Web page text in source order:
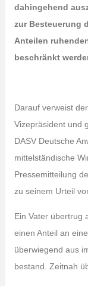
dahingehend
zur Besteuerung
Anteilen
beschränkt
Darauf verweist
Vizepräsident und
DASV Deutsche
mittelständische
Pressemitteilung
zu seinem Urteil
Ein Vater übertrug
einen Anteil an
überwiegend aus
bestand. Zeitnah